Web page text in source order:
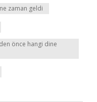
zaman geldi
önce hangi dine